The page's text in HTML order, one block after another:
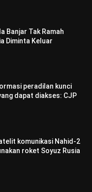
Banjar Tak Ramah
Diminta Keluar
peradilan kunci
dapat diakses: CJP
komunikasi Nahid-2
roket Soyuz Rusia